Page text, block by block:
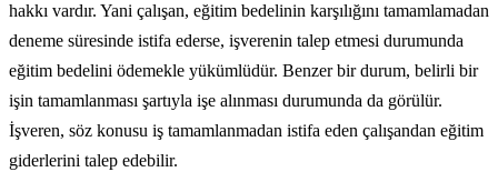
hakkı vardır. Yani çalışan, eğitim bedelinin karşılığını tamamlamadan
deneme süresinde istifa ederse, işverenin talep etmesi durumunda
eğitim bedelini ödemekle yükümlüdür. Benzer bir durum, belirli bir
işin tamamlanması şartıyla işe alınması durumunda da görülür.
İşveren, söz konusu iş tamamlanmadan istifa eden çalışandan eğitim
giderlerini talep edebilir.